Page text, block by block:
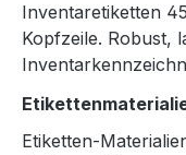
Inventaretiketten
Kopfzeile. Robust,
Etiketten-